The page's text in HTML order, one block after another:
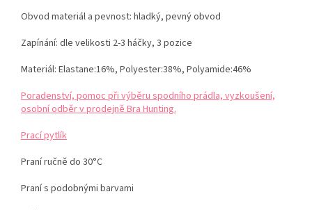
Obvod materiál a pevnost: hladký, pevný obvod
Zapínání: dle velikosti 2-3 háčky, 3 pozice
Materiál: Elastane:16%, Polyester:38%, Polyamide:46%
Poradenství, pomoc při výběru spodního prádla, vyzkoušení,
osobní odběr v prodejně Bra Hunting.
Prací pytlík
Praní ručně do 30°C
Praní s podobnými barvami